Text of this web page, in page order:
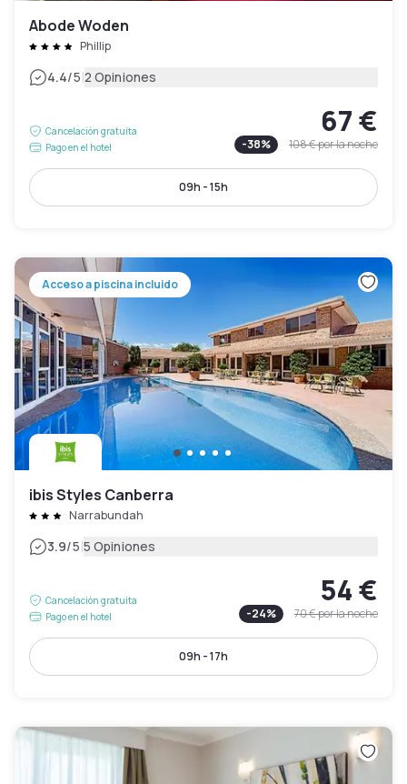
Abode Woden
Phillip
4.4/5|2 Opiniones
Cancelación gratuita
Pago en el hotel
67 €
-38% 108 €por la noche
09h - 15h
Acceso a piscina incluido
ibis Styles Canberra
Narrabundah
3.9/5|5 Opiniones
Cancelación gratuita
Pago en el hotel
54 €
-24% 70 €por la noche
09h - 17h